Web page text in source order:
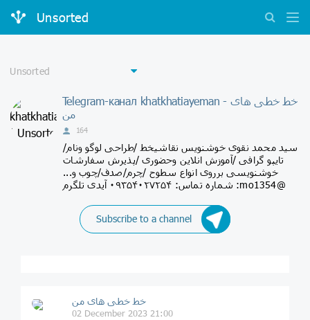
Unsorted
Telegram-канал khatkhatiayeman - خط خطی های
من
164
سید محمد نقوی خوشنویس نقاشیخط /طراحی لوگو ونام/
تایپو گرافی /آموزش انلاین وحضوری /پذیرش سفارشات
خوشنویسی برروی انواع سطوح /چرم/صدف/چوب و...
شماره تماس: ۰۹۳۵۴۰۲۷۲۵۴ آیدی تلگرم :mo1354@
Subscribe to a channel
خط خطی های من
02 December 2023 21:00